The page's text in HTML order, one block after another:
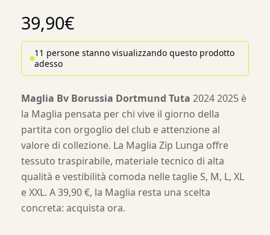
39,90€
11 persone stanno visualizzando questo prodotto
adesso
Maglia Bv Borussia Dortmund Tuta 2024 2025 è
la Maglia pensata per chi vive il giorno della
partita con orgoglio del club e attenzione al
valore di collezione. La Maglia Zip Lunga offre
tessuto traspirabile, materiale tecnico di alta
qualità e vestibilità comoda nelle taglie S, M, L, XL
e XXL. A 39,90 €, la Maglia resta una scelta
concreta: acquista ora.